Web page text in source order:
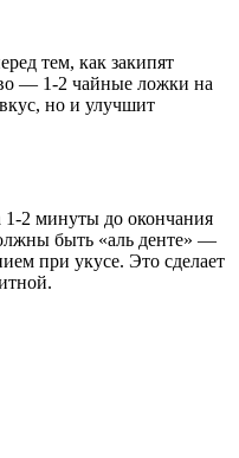
тем, как закипят
— 1-2 чайные ложки на
но и улучшит
1-2 минуты до окончания
быть «аль денте» —
при укусе. Это сделает